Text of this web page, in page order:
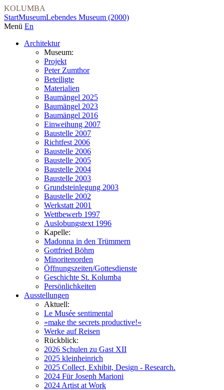
KOLUMBA
StartMuseumLebendes Museum (2000)
Menü En
Architektur
Museum:
Projekt
Peter Zumthor
Beteiligte
Materialien
Baumängel 2025
Baumängel 2023
Baumängel 2016
Einweihung 2007
Baustelle 2007
Richtfest 2006
Baustelle 2006
Baustelle 2005
Baustelle 2004
Baustelle 2003
Grundsteinlegung 2003
Baustelle 2002
Werkstatt 2001
Wettbewerb 1997
Auslobungstext 1996
Kapelle:
Madonna in den Trümmern
Gottfried Böhm
Minoritenorden
Öffnungszeiten/Gottesdienste
Geschichte St. Kolumba
Persönlichkeiten
Ausstellungen
Aktuell:
Le Musée sentimental
»make the secrets productive!«
Werke auf Reisen
Rückblick:
2026 Schulen zu Gast XII
2025 kleinheinrich
2025 Collect, Exhibit, Design - Research.
2024 Für Joseph Marioni
2024 Artist at Work